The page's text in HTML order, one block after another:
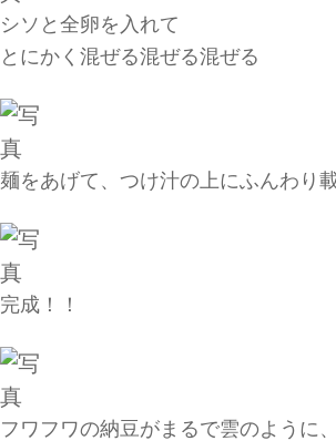
シソと全卵を入れて
とにかく混ぜる混ぜる混ぜる
麺をあげて、つけ汁の上にふんわり
完成！！
フワフワの納豆がまるで雲のように